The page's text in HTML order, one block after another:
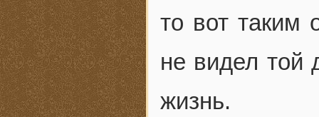
то вот таким
не видел той
жизнь.